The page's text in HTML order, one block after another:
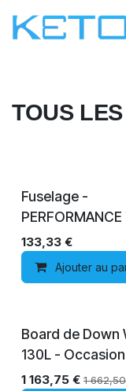
TOUS
Fuselage -
PERFORMANCE
133,33 €
Ajouter au
Board de Down
130L - Occasion
1 163,75 € 1 662,50